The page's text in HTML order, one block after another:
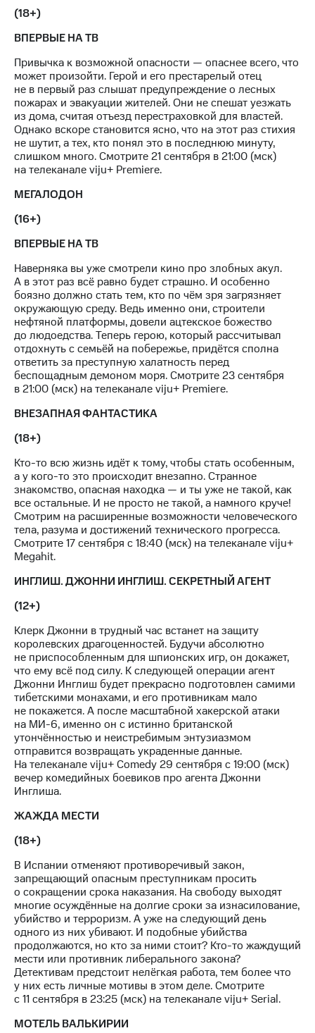
Приложения
КИОН
КИОН
Музыка
КИОН
Строки
Live
МТС
Все
приложения
Финансы
Инвестиции
Получайте
доход
онлайн
Страхование
онлайн
Скидка 30%
на связь
С картой
МТС
МТС
деньги
и получайте
доход 15%
Платежи
и
переводы
Пополнить
номер
МТС
Настройки
автоплатежа
другого
оператора
Оплата
интернета
и
ТВ
Переводы
с
телефона
на карту
Страхование
Покупка
полисов
онлайн
Скидка 30%
на связь
С картой
МТС
Деньги
деньги
и получайте
доход 15%
Акции
Условия
пополнения
Скидка
30%
РИИЛ
и МТС Супер
дешевле
при оплате
с карты
МТС Деньги
Обзоры
Скидки
при
покупке
со связью
МТС
(18+)
ВПЕРВЫЕ НА ТВ
Привычка к возможной опасности — опаснее всего, что
может произойти. Герой и его престарелый отец
не в первый раз слышат предупреждение о лесных
пожарах и эвакуации жителей. Они не спешат уезжать
из дома, считая отъезд перестраховкой для властей.
Однако вскоре становится ясно, что на этот раз стихия
не шутит, а тех, кто понял это в последнюю минуту,
слишком много. Смотрите 21 сентября в 21:00 (мск)
на телеканале viju+ Premiere.
МЕГАЛОДОН
(16+)
ВПЕРВЫЕ НА ТВ
Наверняка вы уже смотрели кино про злобных акул.
А в этот раз всё равно будет страшно. И особенно
боязно должно стать тем, кто по чём зря загрязняет
окружающую среду. Ведь именно они, строители
нефтяной платформы, довели ацтекское божество
до людоедства. Теперь герою, который рассчитывал
отдохнуть с семьёй на побережье, придётся сполна
ответить за преступную халатность перед
беспощадным демоном моря. Смотрите 23 сентября
в 21:00 (мск) на телеканале viju+ Premiere.
ВНЕЗАПНАЯ ФАНТАСТИКА
(18+)
Кто-то всю жизнь идёт к тому, чтобы стать особенным,
а у кого-то это происходит внезапно. Странное
знакомство, опасная находка — и ты уже не такой, как
все остальные. И не просто не такой, а намного круче!
Смотрим на расширенные возможности человеческого
тела, разума и достижений технического прогресса.
Смотрите 17 сентября с 18:40 (мск) на телеканале viju+
Megahit.
ИНГЛИШ. ДЖОННИ ИНГЛИШ. СЕКРЕТНЫЙ АГЕНТ
(12+)
Клерк Джонни в трудный час встанет на защиту
королевских драгоценностей. Будучи абсолютно
не приспособленным для шпионских игр, он докажет,
что ему всё под силу. К следующей операции агент
Джонни Инглиш будет прекрасно подготовлен самими
тибетскими монахами, и его противникам мало
не покажется. А после масштабной хакерской атаки
на МИ-6, именно он с истинно британской
утончённостью и неистребимым энтузиазмом
отправится возвращать украденные данные.
На телеканале viju+ Comedy 29 сентября с 19:00 (мск)
вечер комедийных боевиков про агента Джонни
Инглиша.
ЖАЖДА МЕСТИ
(18+)
В Испании отменяют противоречивый закон,
запрещающий опасным преступникам просить
о сокращении срока наказания. На свободу выходят
многие осуждённые на долгие сроки за изнасилование,
убийство и терроризм. А уже на следующий день
одного из них убивают. И подобные убийства
продолжаются, но кто за ними стоит? Кто-то жаждущий
мести или противник либерального закона?
Детективам предстоит нелёгкая работа, тем более что
у них есть личные мотивы в этом деле. Смотрите
с 11 сентября в 23:25 (мск) на телеканале viju+ Serial.
МОТЕЛЬ ВАЛЬКИРИИ